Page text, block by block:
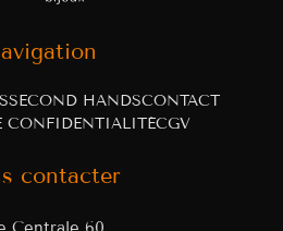
SECOND HANDSCONTACT
CONFIDENTIALITÉCGV
contacter